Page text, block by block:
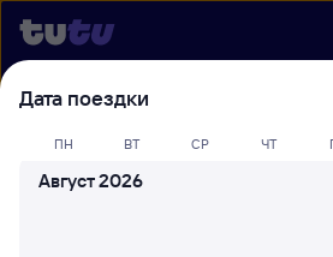
Выберите день, чтобы
билеты Нижнеудинск
Откуда
Дата поездки
ПН ВТ СР ЧТ
Август 2026